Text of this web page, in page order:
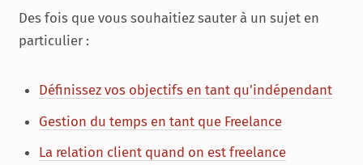
Des fois que vous souhaitiez sauter à un sujet en
particulier :
Définissez vos objectifs en tant qu'indépendant
Gestion du temps en tant que Freelance
La relation client quand on est freelance